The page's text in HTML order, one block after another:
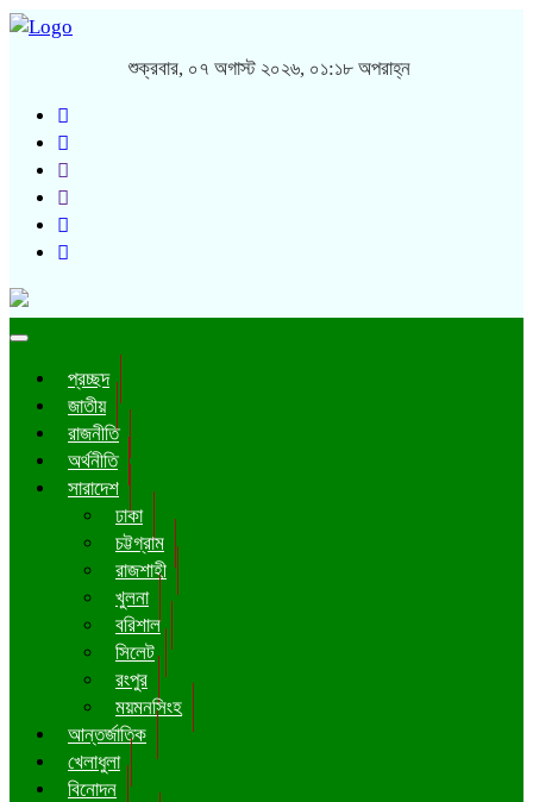
শুক্রবার, ০৭ অগাস্ট ২০২৬, ০১:১৮ অপরাহ্ন
Toggle
প্রচ্ছদ
জাতীয়
রাজনীতি
অর্থনীতি
সারাদেশ
ঢাকা
চট্টগ্রাম
রাজশাহী
খুলনা
বরিশাল
সিলেট
রংপুর
ময়মনসিংহ
আন্তর্জাতিক
খেলাধুলা
বিনোদন